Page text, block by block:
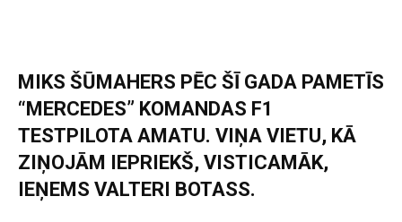
MIKS ŠŪMAHERS PĒC ŠĪ GADA PAMETĪS
“MERCEDES” KOMANDAS F1
TESTPILOTA AMATU. VIŅA VIETU, KĀ
ZIŅOJĀM IEPRIEKŠ, VISTICAMĀK,
IEŅEMS VALTERI BOTASS.